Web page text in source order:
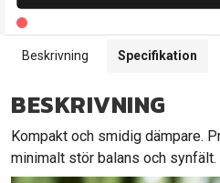
Beskrivning Specifikation
BESKRIVNING
Kompakt och smidig dämpare.
minimalt stör balans och synfält.